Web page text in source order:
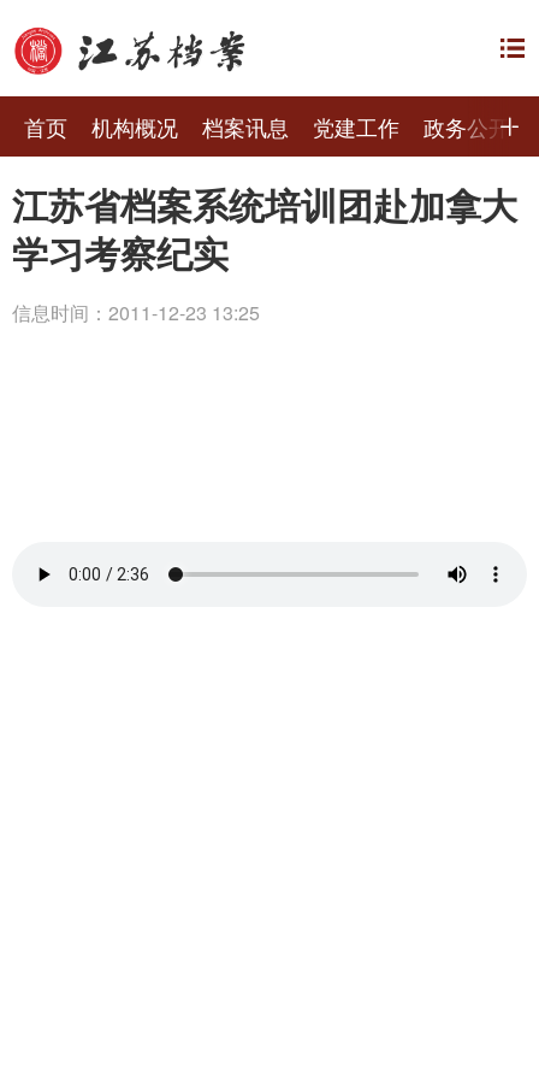
首页 机构概况 档案讯息 党建工作 政务公开
江苏省档案系统培训团赴加拿大
学习考察纪实
信息时间：2011-12-23 13:25